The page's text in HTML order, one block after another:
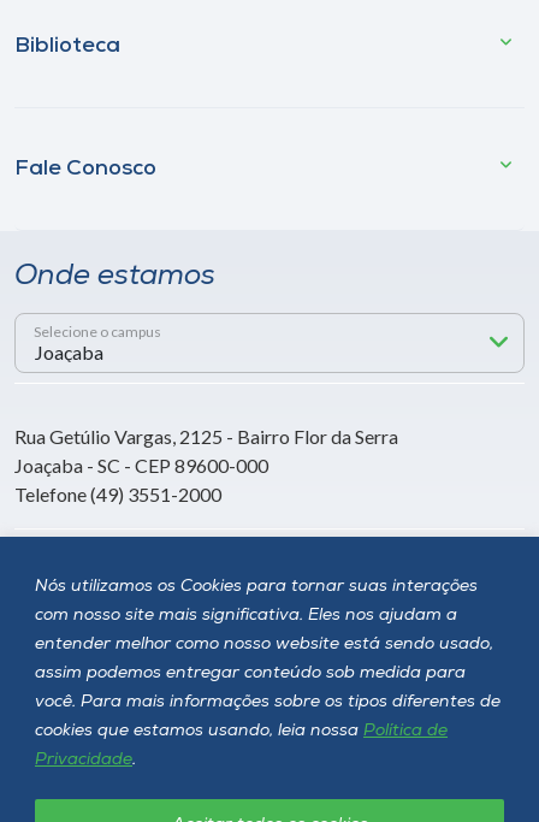
Nós utilizamos os Cookies para tornar suas interações
com nosso site mais significativa. Eles nos ajudam a
entender melhor como nosso website está sendo usado,
assim podemos entregar conteúdo sob medida para
você. Para mais informações sobre os tipos diferentes de
cookies que estamos usando, leia nossa Política de
Privacidade.
Biblioteca
Fale Conosco
Onde estamos
Selecione o campus
Rua Getúlio Vargas, 2125 - Bairro Flor da Serra
Joaçaba - SC - CEP 89600-000
Telefone (49) 3551-2000
Siga a Unoesc